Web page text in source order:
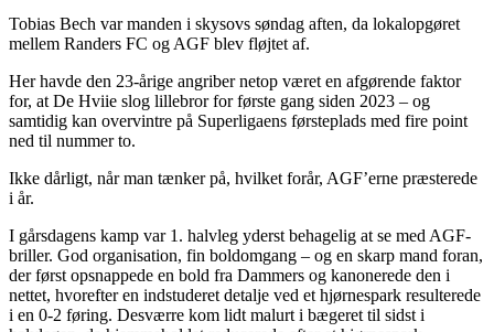
Tobias Bech var manden i skysovs søndag aften, da lokalopgøret
mellem Randers FC og AGF blev fløjtet af.
Her havde den 23-årige angriber netop været en afgørende faktor
for, at De Hviie slog lillebror for første gang siden 2023 – og
samtidig kan overvintre på Superligaens førsteplads med fire point
ned til nummer to.
Ikke dårligt, når man tænker på, hvilket forår, AGF’erne præsterede
i år.
I gårsdagens kamp var 1. halvleg yderst behagelig at se med AGF-
briller. God organisation, fin boldomgang – og en skarp mand foran,
der først opsnappede en bold fra Dammers og kanonerede den i
nettet, hvorefter en indstuderet detalje ved et hjørnespark resulterede
i en 0-2 føring. Desværre kom lidt malurt i bægeret til sidst i